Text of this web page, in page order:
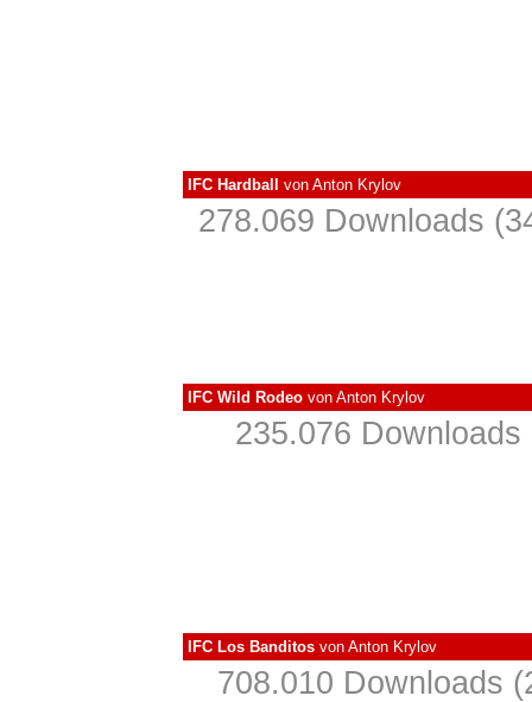
IFC Hardball von Anton Krylov
278.069 Downloads
IFC Wild Rodeo von Anton Krylov
235.076
IFC Los Banditos von Anton Krylov
708.010 Downloads